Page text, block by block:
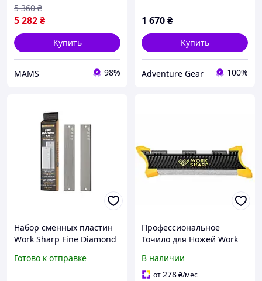
5 282₴
5 360 ₴
Купить
MAMS 98%
1 670₴
Купить
Adventure Gear 100%
Набор сменных пластин
Work Sharp Fine Diamond
PRO 2 шт., 600 грит, 800
Готово к отправке
Профессиональное
Точило для Ножей Work
В наличии
от278₴/мес